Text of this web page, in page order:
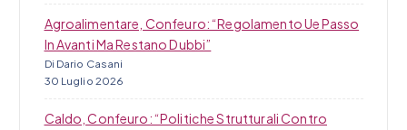
Agroalimentare, Confeuro: “Regolamento Ue Passo
In Avanti Ma Restano Dubbi”
Di Dario Casani
30 Luglio 2026
Caldo, Confeuro: “Politiche Strutturali Contro